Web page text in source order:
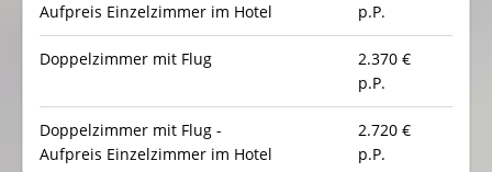
Aufpreis Einzelzimmer im Hotel
p.P.
Doppelzimmer mit Flug 2.370 €
p.P.
Doppelzimmer mit Flug -
Aufpreis Einzelzimmer im Hotel
2.720 €
p.P.